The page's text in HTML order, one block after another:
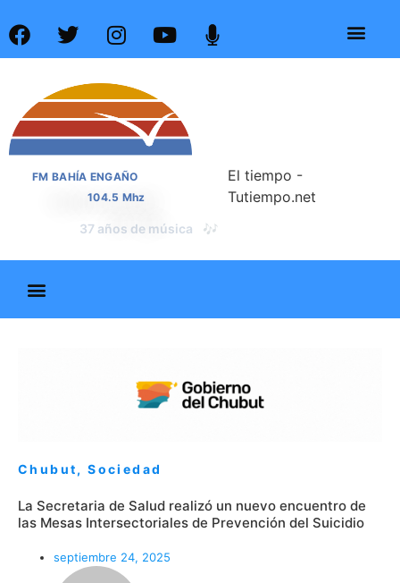
FM BAHÍA ENGAÑO
104.5 Mhz
37 años de noticias 📰
El tiempo -
Tutiempo.net
Chubut,Sociedad
La Secretaria de Salud realizó un nuevo encuentro de
las Mesas Intersectoriales de Prevención del Suicidio
septiembre 24, 2025